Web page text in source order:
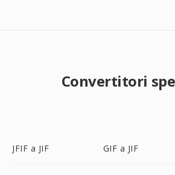
Convertitori
JFIF a JIF GIF a JIF